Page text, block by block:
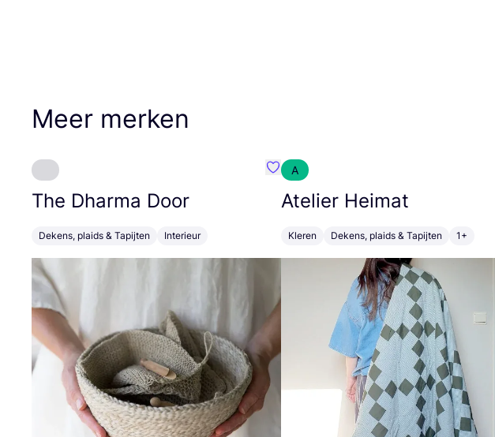
Meer merken
The Dharma Door
Dekens, plaids & Tapijten Interieur
Favoriete {naam}
A
Atelier Heimat
Kleren Dekens, plaids & Tapijten 1+